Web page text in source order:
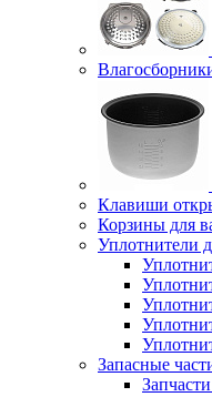
Клавиши
Корзины для
Уплотнители
Запасные